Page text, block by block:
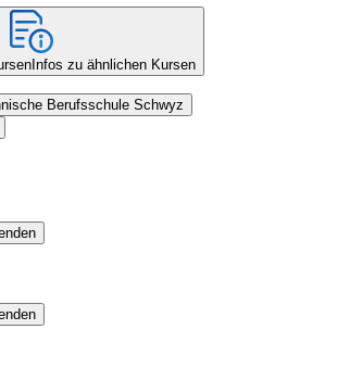
Infos zu ähnlichen Kursen
Berufsschule Schwyz